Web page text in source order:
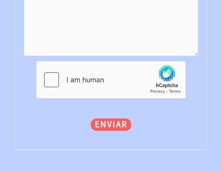
ENVIAR